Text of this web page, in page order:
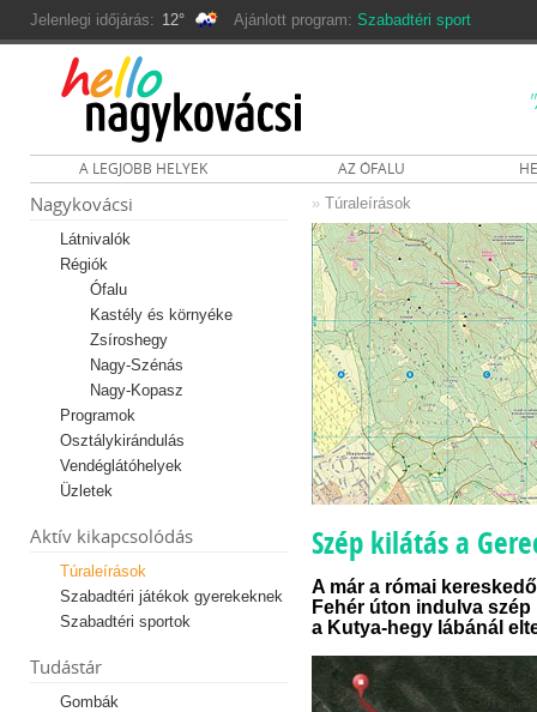
Jelenlegi időjárás: 12° Ajánlott program: Szabadtéri sport
A LEGJOBB HELYEK AZ ÓFALU
Nagykovácsi
Látnivalók
Régiók
Ófalu
Kastély és környéke
Zsíroshegy
Nagy-Szénás
Nagy-Kopasz
Programok
Osztálykirándulás
Vendéglátóhelyek
Üzletek
Aktív kikapcsolódás
Túraleírások
Szabadtéri játékok gyerekeknek
Szabadtéri sportok
Tudástár
Gombák
» Túraleírások
Szép kilátás a
A már a római
Fehér úton indulva
a Kutya-hegy lábánál